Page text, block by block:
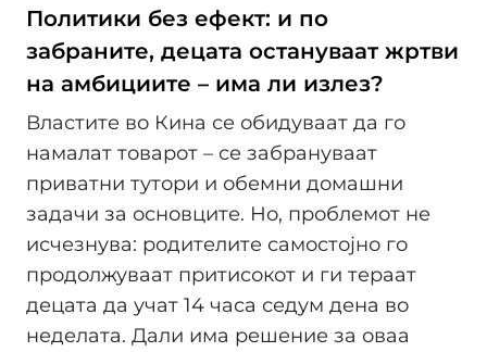
Политики без ефект: и по
забраните, децата остануваат жртви
на амбициите – има ли излез?
Властите во Кина се обидуваат да го
намалат товарот – се забрануваат
приватни тутори и обемни домашни
задачи за основците. Но, проблемот не
исчезнува: родителите самостојно го
продолжуваат притисокот и ги тераат
децата да учат 14 часа седум дена во
неделата. Дали има решение за оваа